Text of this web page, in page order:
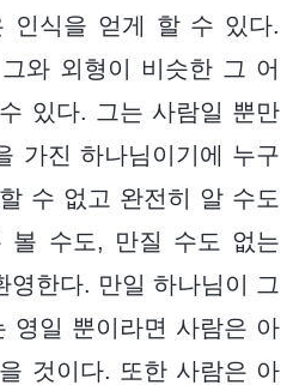
인식을 얻게 할 수 있다.
와 외형이 비슷한 그 어
있다. 그는 사람일 뿐만
가진 하나님이기에 누구
수 없고 완전히 알 수도
볼 수도, 만질 수도 없는
영한다. 만일 하나님이 그
영일 뿐이라면 사람은 아
것이다. 또한 사람은 아